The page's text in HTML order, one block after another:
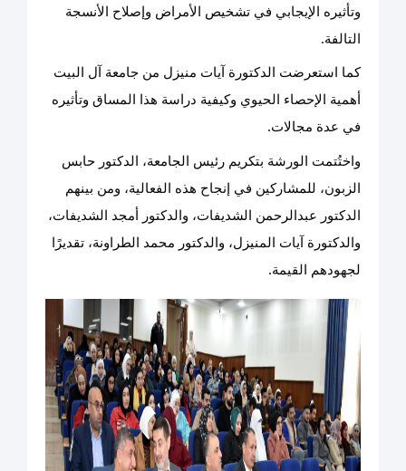
وتأثيره الإيجابي في تشخيص الأمراض وإصلاح الأنسجة
التالفة.
كما استعرضت الدكتورة آيات منيزل من جامعة آل البيت
أهمية الإحصاء الحيوي وكيفية دراسة هذا المساق وتأثيره
في عدة مجالات.
واختُتمت الورشة بتكريم رئيس الجامعة، الدكتور حابس
الزبون، للمشاركين في إنجاح هذه الفعالية، ومن بينهم
الدكتور عبدالرحمن الشديفات، والدكتور أمجد الشديفات،
والدكتورة آيات المنيزل، والدكتور محمد الطراونة، تقديرًا
لجهودهم القيمة.